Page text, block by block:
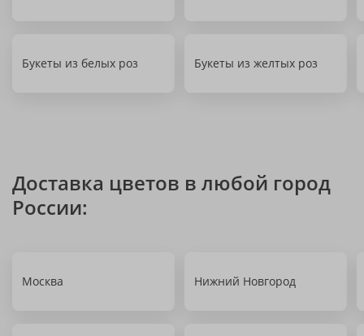
Букеты из белых роз Букеты из желтых роз
Доставка цветов в любой город
России:
Москва Нижний Новгород